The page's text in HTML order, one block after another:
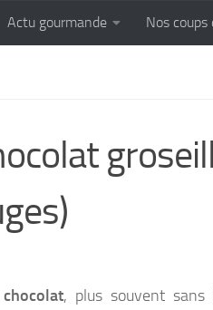
SANS
Actu gourmande Nos coups
, plus souvent sans